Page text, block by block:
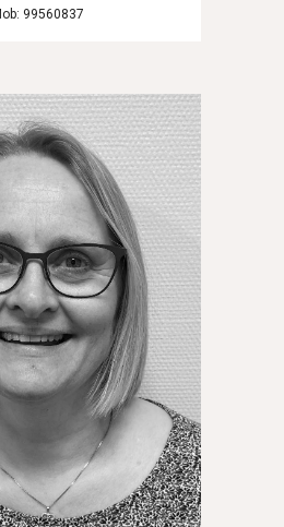
: 99560837